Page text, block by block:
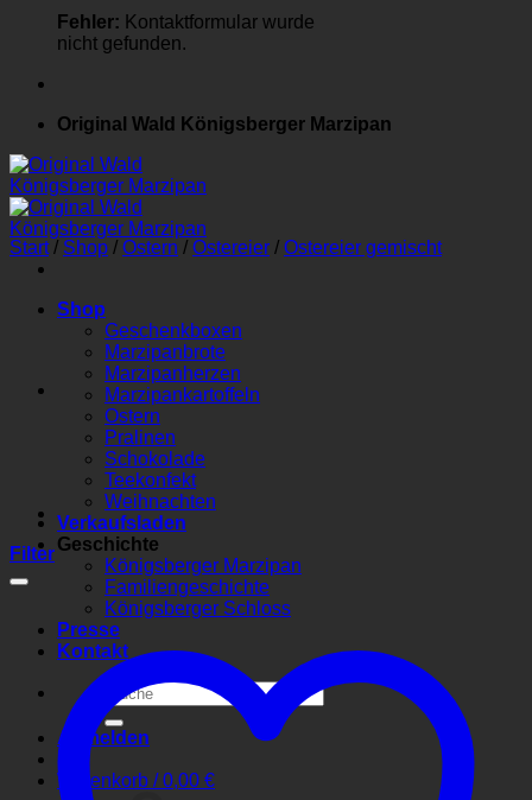
Fehler: Kontaktformular wurde
nicht gefunden.
Original Wald Königsberger Marzipan
Shop
Geschenkboxen
Marzipanbrote
Marzipanherzen
Marzipankartoffeln
Ostern
Pralinen
Schokolade
Teekonfekt
Weihnachten
Verkaufsladen
Geschichte
Königsberger Marzipan
Familiengeschichte
Königsberger Schloss
Presse
Kontakt
Suchen
nach:
Anmelden
Warenkorb /0,00 €
Start / Shop / Ostern / Ostereier / Ostereier gemischt
Filter